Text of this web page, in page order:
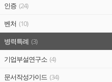
인증 (24)
벤처 (10)
병력특례 (3)
기업부설연구소 (4)
문서작성가이드 (34)